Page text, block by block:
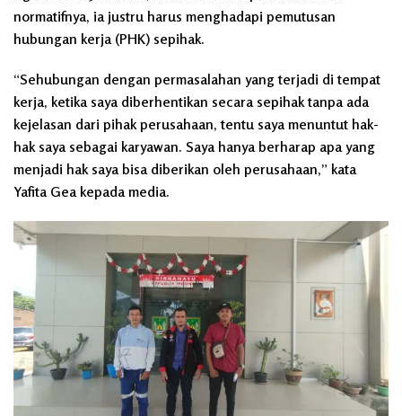
normatifnya, ia justru harus menghadapi pemutusan
hubungan kerja (PHK) sepihak.
“Sehubungan dengan permasalahan yang terjadi di tempat
kerja, ketika saya diberhentikan secara sepihak tanpa ada
kejelasan dari pihak perusahaan, tentu saya menuntut hak-
hak saya sebagai karyawan. Saya hanya berharap apa yang
menjadi hak saya bisa diberikan oleh perusahaan,” kata
Yafita Gea kepada media.